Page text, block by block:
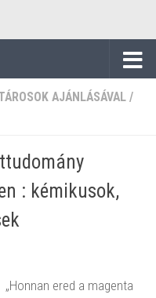
AJÁNLÁSÁVAL /
: kémikusok,
„Honnan ered a magenta